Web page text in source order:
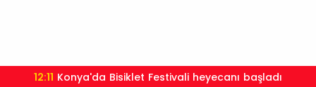
12:11 Konya'da Bisiklet Festivali heyecanı başladı